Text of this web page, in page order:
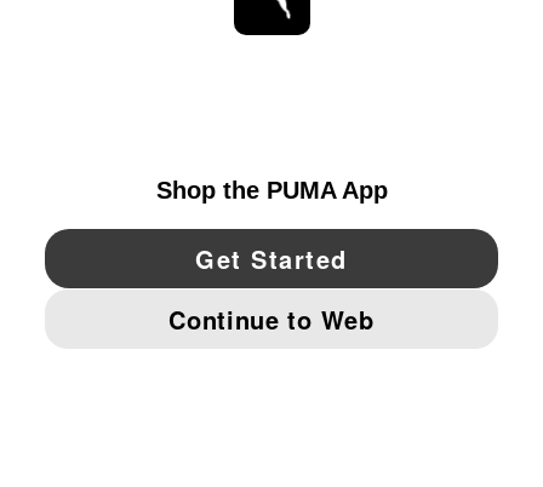
YouTube Twitter Pinterest
IMPRINT AND LEGAL DATA